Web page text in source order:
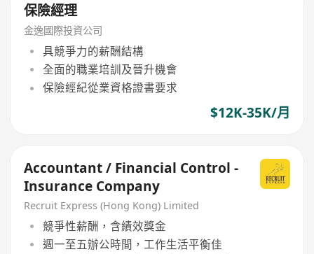
保險經理
金逸國際投資公司
具競爭力的薪酬結構
全面的職業培訓及晉升機會
保險經紀從業資格證書要求
$12K-35K/月
Accountant / Financial Control -
Insurance Company
Recruit Express (Hong Kong) Limited
競爭性薪酬，含績效獎金
週一至五辦公時間，工作生活平衡佳